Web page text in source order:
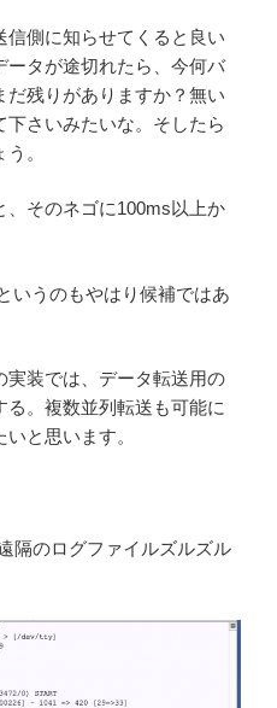
側に知らせてくると良い
ータが途切れたら、今何バ
だ残りがありますか？無い
さいみたいな。そしたら
。
、そのネゴに100ms以上か
いうのもやはり候補ではあ
実装では、データ転送用の
。複数並列転送も可能に
と思います。
隔のログファイルズルズル